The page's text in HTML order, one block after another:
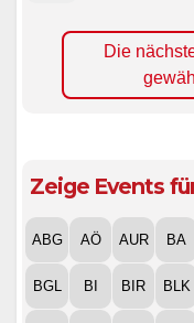
Die
Zeige Events
ABG AÖ AUR BA
BGL BI BIR BLK